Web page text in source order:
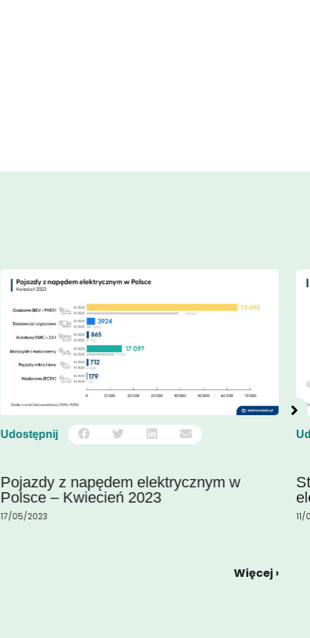
Udostępnij
Pojazdy z napędem elektrycznym w
Polsce – Kwiecień 2023
17/05/2023
Więcej ›